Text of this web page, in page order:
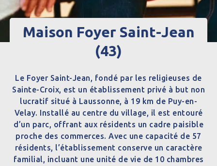
Maison Foyer Saint-Jean
(43)
Le Foyer Saint-Jean, fondé par les religieuses de
Sainte-Croix, est un établissement privé à but non
lucratif situé à Laussonne, à 19 km de Puy-en-
Velay. Installé au centre du village, il est entouré
d’un parc, offrant aux résidents un cadre paisible
proche des commerces. Avec une capacité de 57
résidents, l’établissement conserve un caractère
familial, incluant une unité de vie de 10 chambres